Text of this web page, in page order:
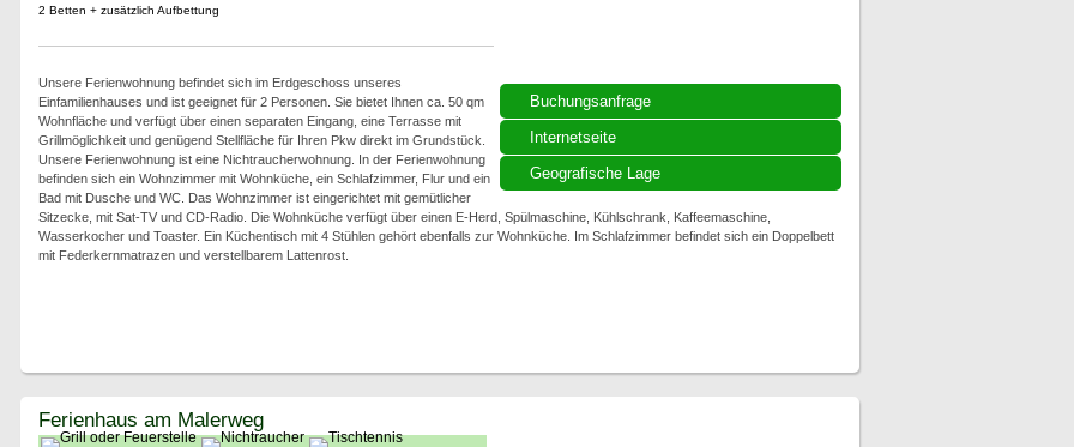
Buchungsanfrage
Internetseite
Geografische Lage
2 Betten + zusätzlich Aufbettung
Unsere Ferienwohnung befindet sich im Erdgeschoss unseres
Einfamilienhauses und ist geeignet für 2 Personen. Sie bietet Ihnen ca. 50 qm
Wohnfläche und verfügt über einen separaten Eingang, eine Terrasse mit
Grillmöglichkeit und genügend Stellfläche für Ihren Pkw direkt im Grundstück.
Unsere Ferienwohnung ist eine Nichtraucherwohnung. In der Ferienwohnung
befinden sich ein Wohnzimmer mit Wohnküche, ein Schlafzimmer, Flur und ein
Bad mit Dusche und WC. Das Wohnzimmer ist eingerichtet mit gemütlicher
Sitzecke, mit Sat-TV und CD-Radio. Die Wohnküche verfügt über einen E-Herd, Spülmaschine, Kühlschrank, Kaffeemaschine,
Wasserkocher und Toaster. Ein Küchentisch mit 4 Stühlen gehört ebenfalls zur Wohnküche. Im Schlafzimmer befindet sich ein Doppelbett
mit Federkernmatrazen und verstellbarem Lattenrost.
Ferienhaus am Malerweg